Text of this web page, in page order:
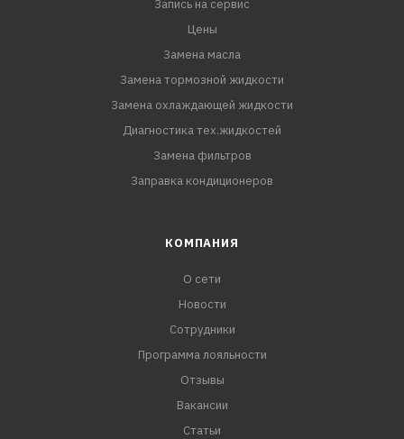
Запись на сервис
Цены
Замена масла
Замена тормозной жидкости
Замена охлаждающей жидкости
Диагностика тех.жидкостей
Замена фильтров
Заправка кондиционеров
КОМПАНИЯ
О сети
Новости
Сотрудники
Программа лояльности
Отзывы
Вакансии
Статьи